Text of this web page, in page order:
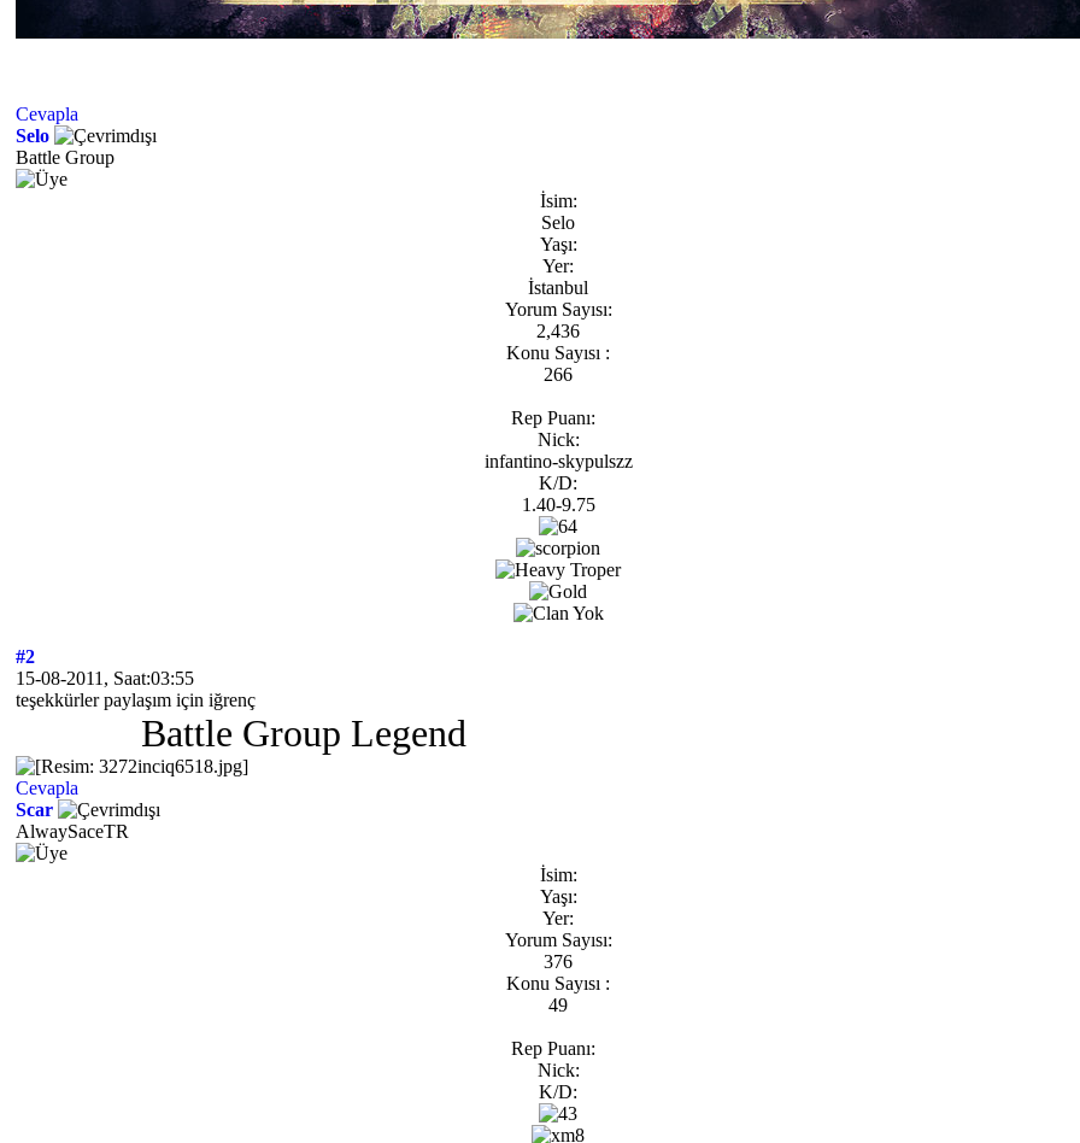
Cevapla
Selo
Battle Group
İsim:
Selo
Yaşı:
Yer:
İstanbul
Yorum Sayısı:
2,436
Konu Sayısı :
266
Rep Puanı:
Nick:
infantino-skypulszz
K/D:
1.40-9.75
#2
15-08-2011, Saat:03:55
teşekkürler paylaşım için iğrenç
Battle Group Legend
Cevapla
Scar
AlwaySaceTR
İsim:
Yaşı:
Yer:
Yorum Sayısı:
376
Konu Sayısı :
49
Rep Puanı:
Nick:
K/D: